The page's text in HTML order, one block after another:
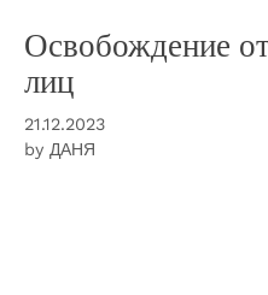
Освобождение
лиц
21.12.2023
by ДАНЯ